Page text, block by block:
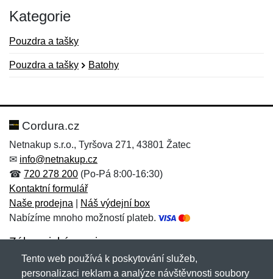
Kategorie
Pouzdra a tašky
Pouzdra a tašky Batohy
Hodnocení:
Jméno: *
Jméno:
E-mail:*
Cordura.cz
Netnakup s.r.o., Tyršova 271, 43801 Žatec
✉ info@netnakup.cz
☎ 720 278 200 (Po-Pá 8:00-16:30)
Kontaktní formulář
Naše prodejna
Náš výdejní box
Nabízíme mnoho možností plateb.
Zákaznický servis
Novinky emailem
Tento web používá k poskytování služeb,
personalizaci reklam a analýze návštěvnosti soubory